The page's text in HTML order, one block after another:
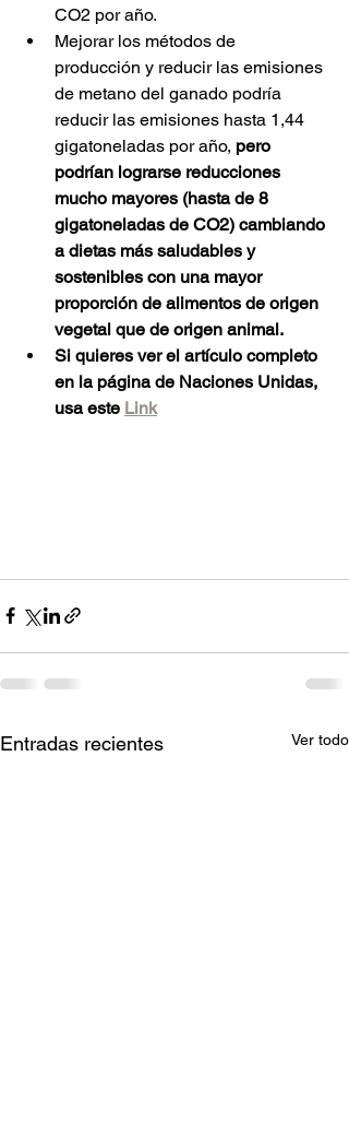
CO2 por año.
Mejorar los métodos de
producción y reducir las emisiones
de metano del ganado podría
reducir las emisiones hasta 1,44
gigatoneladas por año, pero
podrían lograrse reducciones
mucho mayores (hasta de 8
gigatoneladas de CO2) cambiando
a dietas más saludables y
sostenibles con una mayor
proporción de alimentos de origen
vegetal que de origen animal.
Si quieres ver el artículo completo
en la página de Naciones Unidas,
usa este Link
Entradas recientes Ver todo